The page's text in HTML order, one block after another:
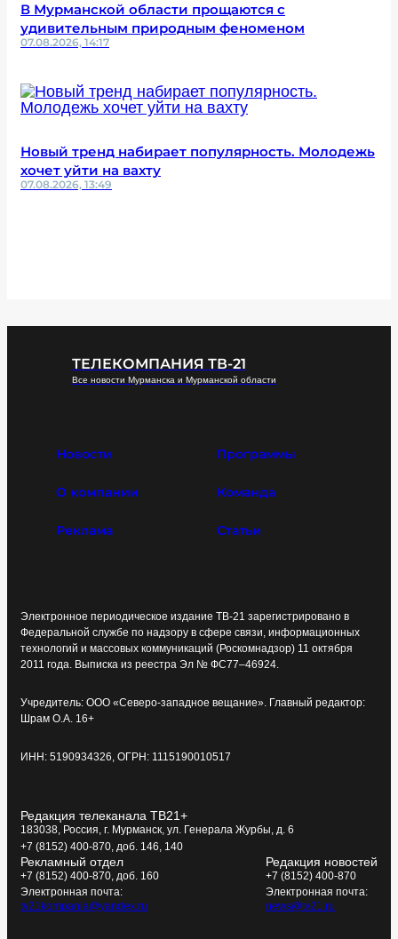
В Мурманской области прощаются с
удивительным природным феноменом
07.08.2026, 14:17
Новый тренд набирает популярность. Молодежь
хочет уйти на вахту
07.08.2026, 13:49
ТЕЛЕКОМПАНИЯ ТВ-21
Все новости Мурманска и Мурманской области
Новости Программы
О компании Команда
Реклама Статьи
Электронное периодическое издание ТВ-21 зарегистрировано в
Федеральной службе по надзору в сфере связи, информационных
технологий и массовых коммуникаций (Роскомнадзор) 11 октября
2011 года. Выписка из реестра Эл № ФС77–46924.
Учредитель: ООО «Северо-западное вещание». Главный редактор:
Шрам О.А. 16+
ИНН: 5190934326, ОГРН: 1115190010517
Редакция телеканала ТВ21+
183038, Россия, г. Мурманск, ул. Генерала Журбы, д. 6
+7 (8152) 400-870, доб. 146, 140
Рекламный отдел
+7 (8152) 400-870, доб. 160
Электронная почта:
tv21kompania@yandex.ru
Редакция новостей
+7 (8152) 400-870
Электронная почта:
news@tv21.ru